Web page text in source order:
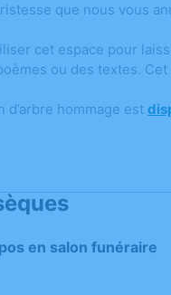
que nous vous
cet espace pour
ou des textes.
hommage est
en salon funéraire